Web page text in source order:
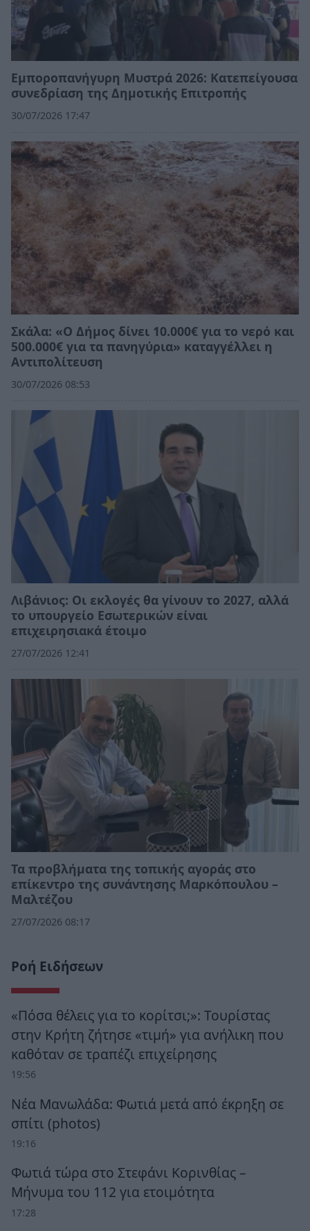
Εμποροπανήγυρη Μυστρά 2026: Κατεπείγουσα
συνεδρίαση της Δημοτικής Επιτροπής
30/07/2026 17:47
Σκάλα: «Ο Δήμος δίνει 10.000€ για το νερό και
500.000€ για τα πανηγύρια» καταγγέλλει η
Αντιπολίτευση
30/07/2026 08:53
Λιβάνιος: Οι εκλογές θα γίνουν το 2027, αλλά
το υπουργείο Εσωτερικών είναι
επιχειρησιακά έτοιμο
27/07/2026 12:41
Τα προβλήματα της τοπικής αγοράς στο
επίκεντρο της συνάντησης Μαρκόπουλου –
Μαλτέζου
27/07/2026 08:17
Ροή Ειδήσεων
«Πόσα θέλεις για το κορίτσι;»: Τουρίστας
στην Κρήτη ζήτησε «τιμή» για ανήλικη που
καθόταν σε τραπέζι επιχείρησης
19:56
Νέα Μανωλάδα: Φωτιά μετά από έκρηξη σε
σπίτι (photos)
19:16
Φωτιά τώρα στο Στεφάνι Κορινθίας –
Μήνυμα του 112 για ετοιμότητα
17:28